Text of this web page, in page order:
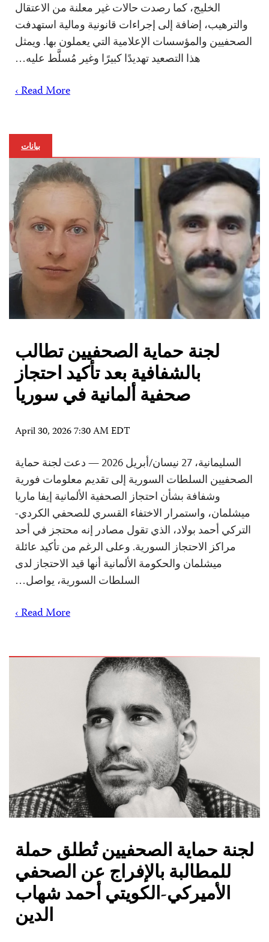
الخليج، كما رصدت حالات غير معلنة من الاعتقال
والترهيب، إضافة إلى إجراءات قانونية ومالية استهدفت
الصحفيين والمؤسسات الإعلامية التي يعملون بها. ويمثل
هذا التصعيد تهديدًا كبيرًا وغير مُسلَّط عليه…
Read More ›
بيانات
لجنة حماية الصحفيين تطالب
بالشفافية بعد تأكيد احتجاز
صحفية ألمانية في سوريا
April 30, 2026 7:30 AM EDT
السليمانية، 27 نيسان/أبريل 2026 — دعت لجنة حماية
الصحفيين السلطات السورية إلى تقديم معلومات فورية
وشفافة بشأن احتجاز الصحفية الألمانية إيفا ماريا
ميشلمان، واستمرار الاختفاء القسري للصحفي الكردي-
التركي أحمد بولاد، الذي تقول مصادر إنه محتجز في أحد
مراكز الاحتجاز السورية. وعلى الرغم من تأكيد عائلة
ميشلمان والحكومة الألمانية أنها قيد الاحتجاز لدى
السلطات السورية، يواصل…
Read More ›
لجنة حماية الصحفيين تُطلق حملة
للمطالبة بالإفراج عن الصحفي
الأميركي-الكويتي أحمد شهاب
الدين